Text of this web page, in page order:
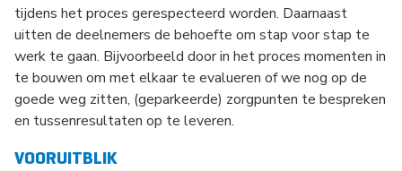
tijdens het proces gerespecteerd worden. Daarnaast
uitten de deelnemers de behoefte om stap voor stap te
werk te gaan. Bijvoorbeeld door in het proces momenten in
te bouwen om met elkaar te evalueren of we nog op de
goede weg zitten, (geparkeerde) zorgpunten te bespreken
en tussenresultaten op te leveren.
VOORUITBLIK